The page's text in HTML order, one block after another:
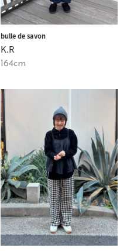
bulle de savon
K.R
164cm